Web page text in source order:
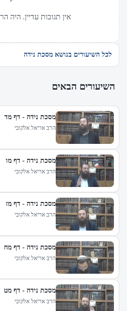
אין תגובות עדיין. היה
לכל השיעורים בנושא מסכת נידה
השיעורים הבאים
מסכת נידה - דף מד
הרב אריאל אלקובי
מסכת נידה - דף מו
הרב אריאל אלקובי
מסכת נידה - דף מז
הרב אריאל אלקובי
מסכת נידה - דף מח
הרב אריאל אלקובי
מסכת נידה - דף מט
הרב אריאל אלקובי